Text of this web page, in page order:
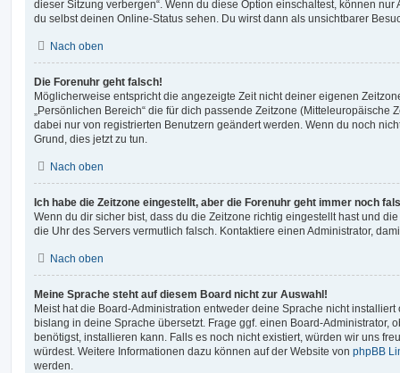
dieser Sitzung verbergen“. Wenn du diese Option einschaltest, können
du selbst deinen Online-Status sehen. Du wirst dann als unsichtbarer
Nach oben
Die Forenuhr geht falsch!
Möglicherweise entspricht die angezeigte Zeit nicht deiner eigenen
„Persönlichen Bereich“ die für dich passende Zeitzone (Mitteleuropäische
dabei nur von registrierten Benutzern geändert werden. Wenn du noch
Grund, dies jetzt zu tun.
Nach oben
Ich habe die Zeitzone eingestellt, aber die Forenuhr geht immer noch
Wenn du dir sicher bist, dass du die Zeitzone richtig eingestellt hast und
die Uhr des Servers vermutlich falsch. Kontaktiere einen Administrator,
Nach oben
Meine Sprache steht auf diesem Board nicht zur Auswahl!
Meist hat die Board-Administration entweder deine Sprache nicht
bislang in deine Sprache übersetzt. Frage ggf. einen Board-Administrator,
benötigst, installieren kann. Falls es noch nicht existiert, würden wir uns
würdest. Weitere Informationen dazu können auf der Website von phpBB
werden.